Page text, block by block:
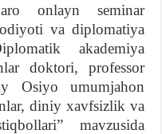
onlayn seminar
va diplomatiya
akademiya
doktori, professor
Osiyo umumjahon
diniy xavfsizlik va
mavzusida